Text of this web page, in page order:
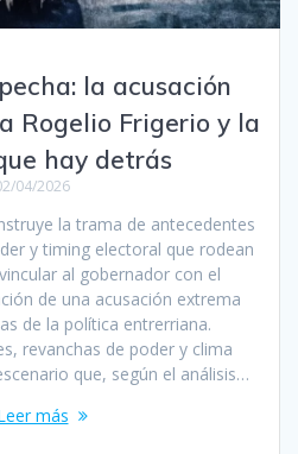
la acusación
Rogelio Frigerio y la
hay detrás
04/2026
la trama de antecedentes
y timing electoral que rodean
al gobernador con el
de una acusación extrema
de la política entrerriana.
revanchas de poder y clima
que, según el análisis…
más